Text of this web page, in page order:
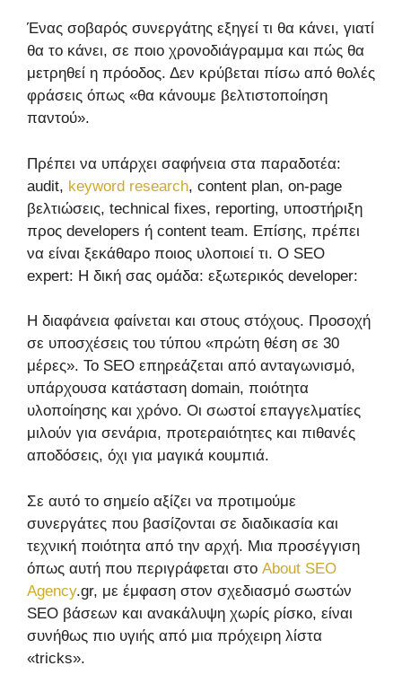
Ένας σοβαρός συνεργάτης εξηγεί τι θα κάνει, γιατί
θα το κάνει, σε ποιο χρονοδιάγραμμα και πώς θα
μετρηθεί η πρόοδος. Δεν κρύβεται πίσω από θολές
φράσεις όπως «θα κάνουμε βελτιστοποίηση
παντού».
Πρέπει να υπάρχει σαφήνεια στα παραδοτέα:
audit, keyword research, content plan, on-page
βελτιώσεις, technical fixes, reporting, υποστήριξη
προς developers ή content team. Επίσης, πρέπει
να είναι ξεκάθαρο ποιος υλοποιεί τι. Ο SEO
expert: Η δική σας ομάδα: εξωτερικός developer:
Η διαφάνεια φαίνεται και στους στόχους. Προσοχή
σε υποσχέσεις του τύπου «πρώτη θέση σε 30
μέρες». Το SEO επηρεάζεται από ανταγωνισμό,
υπάρχουσα κατάσταση domain, ποιότητα
υλοποίησης και χρόνο. Οι σωστοί επαγγελματίες
μιλούν για σενάρια, προτεραιότητες και πιθανές
αποδόσεις, όχι για μαγικά κουμπιά.
Σε αυτό το σημείο αξίζει να προτιμούμε
συνεργάτες που βασίζονται σε διαδικασία και
τεχνική ποιότητα από την αρχή. Μια προσέγγιση
όπως αυτή που περιγράφεται στο About SEO
Agency.gr, με έμφαση στον σχεδιασμό σωστών
SEO βάσεων και ανακάλυψη χωρίς ρίσκο, είναι
συνήθως πιο υγιής από μια πρόχειρη λίστα
«tricks».